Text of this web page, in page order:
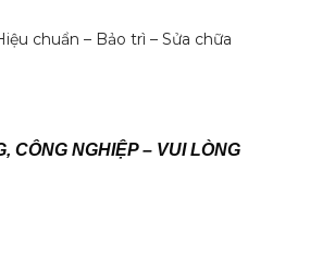
chuẩn – Bảo trì – Sửa chữa
CÔNG NGHIỆP – VUI LÒNG